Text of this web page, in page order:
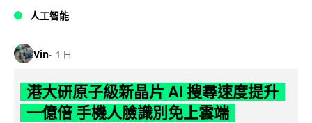
人工智能
Vin 1 日
港大研原子級新晶片 AI 搜尋速度提升
一億倍 手機人臉識別免上雲端